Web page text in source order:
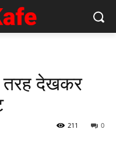
तरह देखकर
0
211